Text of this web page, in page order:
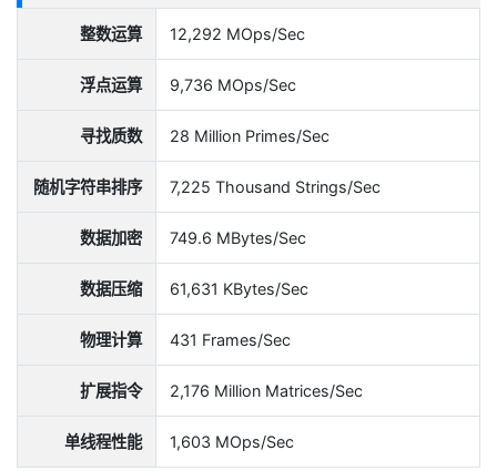
整数运算 12,292 MOps/Sec
浮点运算 9,736 MOps/Sec
寻找质数 28 Million Primes/Sec
随机字符串排序 7,225 Thousand Strings/Sec
数据加密 749.6 MBytes/Sec
数据压缩 61,631 KBytes/Sec
物理计算 431 Frames/Sec
扩展指令 2,176 Million Matrices/Sec
单线程性能 1,603 MOps/Sec